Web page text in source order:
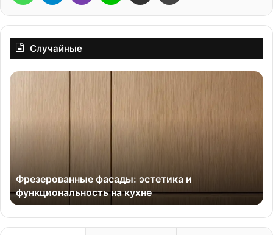
Случайные
Фрезерованные
функциональность
Фрезерованные фасады: эстетика и
функциональность на кухне